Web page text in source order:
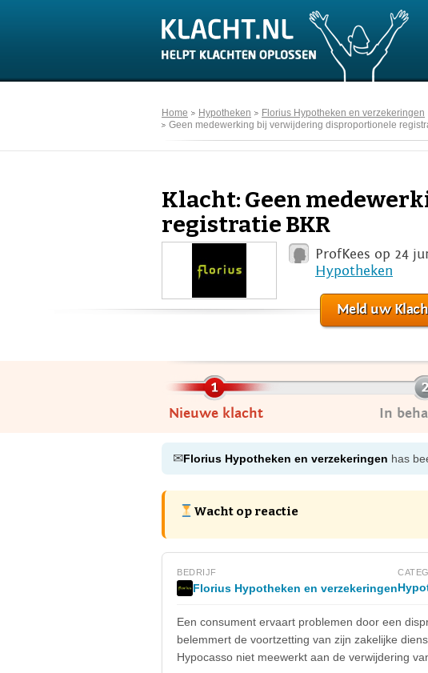
Home Hypotheken
Florius Hypotheken en verzekeringen
Geen medewerking bij verwijdering disproportionele
Klacht: Geen
registratie BKR
ProfKees op 24
Hypotheken
Meld uw
Nieuwe klacht In
✉Florius Hypotheken en verzekeringen has
Wacht op reactie
BEDRIJF
Florius Hypotheken en verzekeringen
Een consument ervaart problemen door een
belemmert de voortzetting van zijn zakelijke
Hypocasso niet meewerkt aan de verwijdering